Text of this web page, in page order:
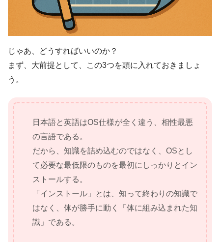
じゃあ、どうすればいいのか？
まず、大前提として、この3つを頭に入れておきましょ
う。
日本語と英語はOS仕様が全く違う、相性最悪
の言語である。
だから、知識を詰め込むのではなく、OSとし
て必要な最低限のものを最初にしっかりとイン
ストールする。
「インストール」とは、知って終わりの知識で
はなく、体が勝手に動く「体に組み込まれた知
識」である。